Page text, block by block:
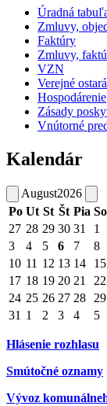
Úradná
Zmluvy,
Faktúry
Zmluvy,
VZN
Verejné
Hospodárenie
Zásady
Vnútorné
Kalendár
August2026
Po Ut St Št Pia So
27 28 29 30 31 1
3
4 5 6 7 8
10 11 12 13 14 15
17 18 19 20 21 22
24 25 26 27 28 29
31 1 2 3 4 5
Hlásenie rozhlasu
Smútočné oznamy
Vývoz